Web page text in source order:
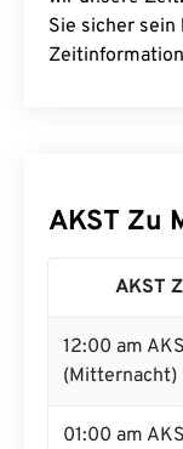
Sie sicher sein
AKST Zu
AKST
12:00 am
(Mitternacht)
01:00 am